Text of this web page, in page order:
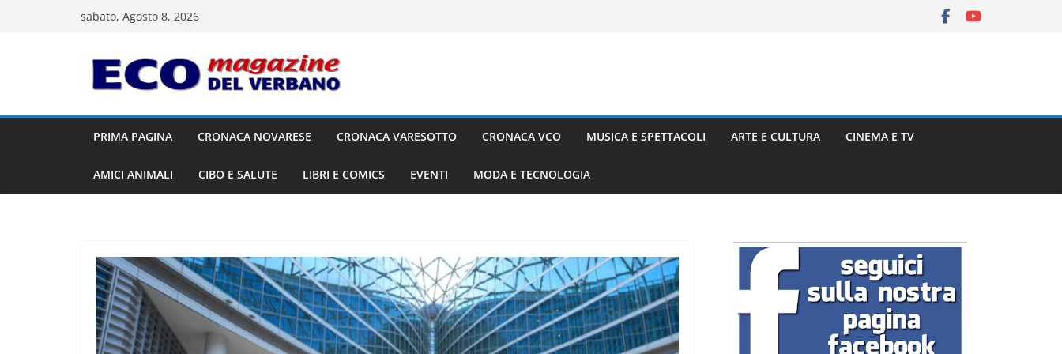
sabato, Agosto 8, 2026
PRIMA PAGINA CRONACA NOVARESE CRONACA VARESOTTO CRONACA VCO MUSICA E SPETTACOLI ARTE E CULTURA CINEMA E TV
AMICI ANIMALI CIBO E SALUTE LIBRI E COMICS EVENTI MODA E TECNOLOGIA